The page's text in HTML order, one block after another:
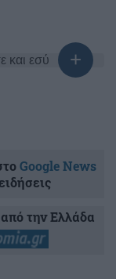
και εσύ
Google News
την Ελλάδα